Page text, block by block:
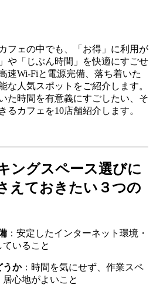
フェの中でも、「お得」に利用が
や「じぶん時間」を快適にすごせ
速Wi-Fiと電源完備、落ち着いた
な人気スポットをご紹介します。
た時間を有意義にすごしたい、そ
るカフェを10店舗紹介します。
ングスペース選びに
えておきたい３つの
：安定したインターネット環境・
いること
うか：時間を気にせず、作業スペ
心地がよいこと